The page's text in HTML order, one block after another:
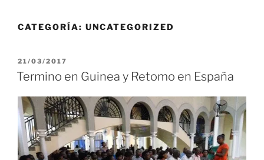
CATEGORÍA: UNCATEGORIZED
PUBLICADO
EL
21/03/2017
Termino en Guinea y Retomo en España